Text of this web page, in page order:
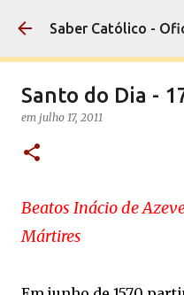
Pular
Saber Católico -
Santo do Dia -
em julho 17, 2011
Beatos Inácio de
Mártires